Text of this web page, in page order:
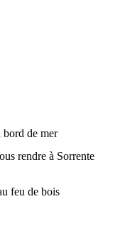
bord de mer
rendre à Sorrente
feu de bois